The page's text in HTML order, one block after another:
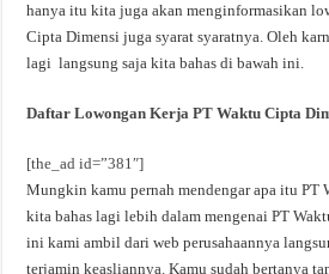
hanya itu kita juga akan menginformasikan
Cipta Dimensi juga syarat syaratnya. Oleh
lagi langsung saja kita bahas di bawah ini.
Daftar Lowongan Kerja PT Waktu Cipta
[the_ad id=”381″]
Mungkin kamu pernah mendengar apa itu PT
kita bahas lagi lebih dalam mengenai PT
ini kami ambil dari web perusahaannya
terjamin keasliannya. Kamu sudah bertanya